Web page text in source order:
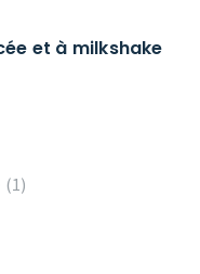
et à milkshake
1